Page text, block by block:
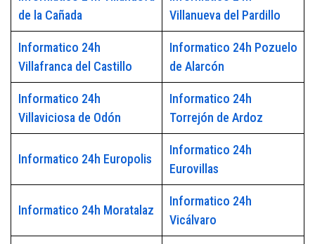
de la Cañada
Villanueva del Pardillo
Informatico 24h
Villafranca del Castillo
Informatico 24h Pozuelo
de Alarcón
Informatico 24h
Villaviciosa de Odón
Informatico 24h
Torrejón de Ardoz
Informatico 24h Europolis
Informatico 24h
Eurovillas
Informatico 24h Moratalaz
Informatico 24h
Vicálvaro